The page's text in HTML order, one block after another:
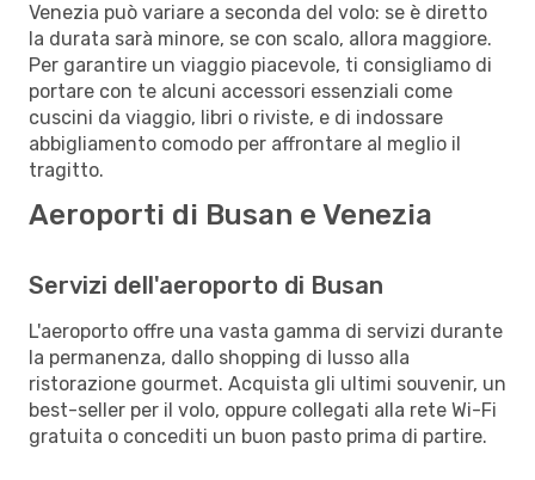
Venezia può variare a seconda del volo: se è diretto
la durata sarà minore, se con scalo, allora maggiore.
Per garantire un viaggio piacevole, ti consigliamo di
portare con te alcuni accessori essenziali come
cuscini da viaggio, libri o riviste, e di indossare
abbigliamento comodo per affrontare al meglio il
tragitto.
Aeroporti di Busan e Venezia
Servizi dell'aeroporto di Busan
L'aeroporto offre una vasta gamma di servizi durante
la permanenza, dallo shopping di lusso alla
ristorazione gourmet. Acquista gli ultimi souvenir, un
best-seller per il volo, oppure collegati alla rete Wi-Fi
gratuita o concediti un buon pasto prima di partire.